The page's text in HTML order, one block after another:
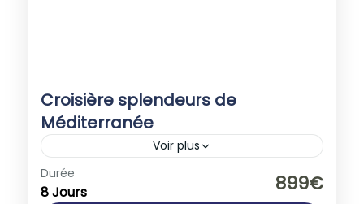
Croisière splendeurs de
Méditerranée
Voir plus
Espagne
1-40 People
Durée
8 Jours 899€